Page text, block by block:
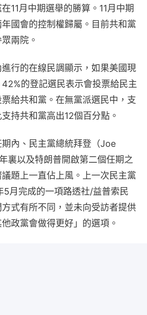
11月中期選舉的勝算。11月中期
國會的控制權歸屬。目前共和黨
兩院。
行的在線民調顯示，如果美國現
的登記選民表示會投票給民主
給共和黨。在無黨派選民中，支
持共和黨高出12個百分點。
內、民主黨總統拜登（Joe
裏以及特朗普開啟第二個任期之
題上一直佔上風。上一次民主黨
5月完成的一項路透社/益普索民
式有所不同，並未向受訪者提供
他政黨會做得更好」的選項。